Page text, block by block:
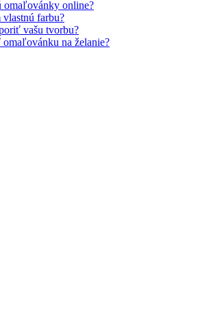
omaľovánky online?
vlastnú farbu?
vašu tvorbu?
na želanie?